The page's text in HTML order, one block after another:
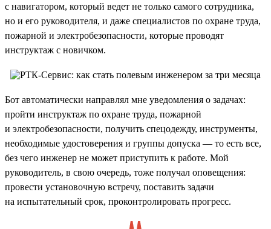
с навигатором, который ведет не только самого сотрудника,
но и его руководителя, и даже специалистов по охране труда,
пожарной и электробезопасности, которые проводят
инструктаж с новичком.
Бот автоматически направлял мне уведомления о задачах:
пройти инструктаж по охране труда, пожарной
и электробезопасности, получить спецодежду, инструменты,
необходимые удостоверения и группы допуска — то есть все,
без чего инженер не может приступить к работе. Мой
руководитель, в свою очередь, тоже получал оповещения:
провести установочную встречу, поставить задачи
на испытательный срок, проконтролировать прогресс.